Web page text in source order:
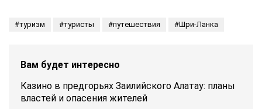
туризм туристы путешествия Шри-Ланка
Вам будет интересно
Казино в предгорьях Заилийского Алатау: планы
властей и опасения жителей